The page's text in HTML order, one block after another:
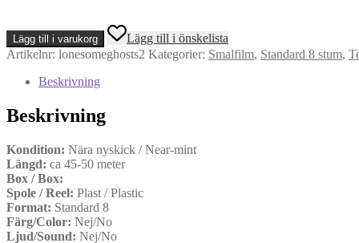
Lonesome
Ghosts
(Standard
mängd
Lägg till i varukorg
Lägg till i önskelista
Artikelnr: lonesomeghosts2 Kategorier: Smalfilm, Standard 8 stum,
Beskrivning
Beskrivning
Kondition: Nära nyskick / Near-mint
Längd: ca 45-50 meter
Box / Box:
Spole / Reel: Plast / Plastic
Format: Standard 8
Färg/Color: Nej/No
Ljud/Sound: Nej/No